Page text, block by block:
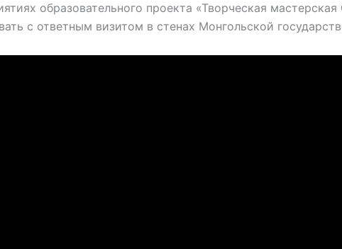
образовательного проекта «Творческая
с ответным визитом в стенах Монгольской